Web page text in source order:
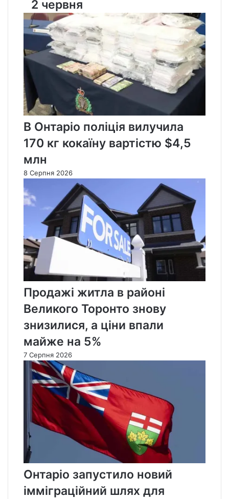
2 червня
В Онтаріо поліція вилучила
170 кг кокаїну вартістю $4,5
млн
8 Серпня 2026
Продажі житла в районі
Великого Торонто знову
знизилися, а ціни впали
майже на 5%
7 Серпня 2026
Онтаріо запустило новий
імміграційний шлях для